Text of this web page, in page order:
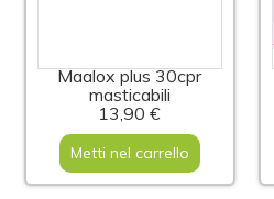
Maalox plus 30cpr
masticabili
13,90 €
Metti nel carrello